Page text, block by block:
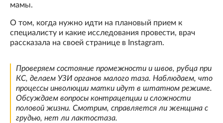
мамы.
О том, когда нужно идти на плановый прием к
специалисту и какие исследования провести, врач
рассказала на своей странице в Instagram.
Проверяем состояние промежности и швов, рубца при
КС, делаем УЗИ органов малого таза. Наблюдаем, что
процессы инволюции матки идут в штатном режиме.
Обсуждаем вопросы контрацепции и сложности
половой жизни. Смотрим, справляется ли женщина с
грудью, нет ли лактостаза.